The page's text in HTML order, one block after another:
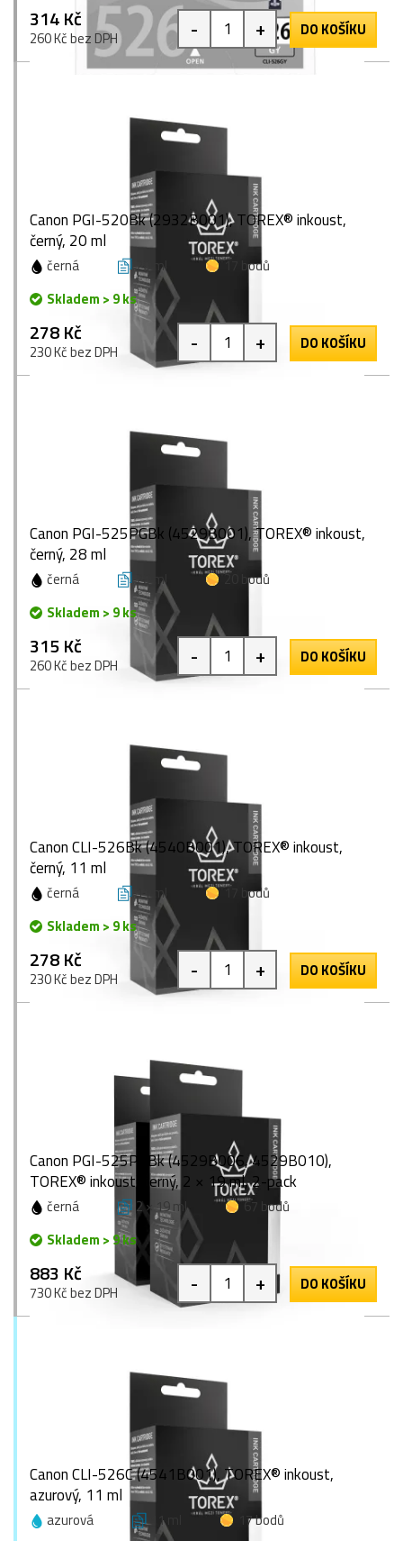
314 Kč
260 Kč bez DPH - + DO KOŠÍKU
Canon PGI-520Bk (2932B001), TOREX® inkoust,
černý, 20 ml
černá 20 ml
17 bodů
Skladem > 9 ks
278 Kč
230 Kč bez DPH - + DO KOŠÍKU
Canon PGI-525PGBk (4529B001), TOREX® inkoust,
černý, 28 ml
černá 28 ml
20 bodů
Skladem > 9 ks
315 Kč
260 Kč bez DPH - + DO KOŠÍKU
Canon CLI-526Bk (4540B001), TOREX® inkoust,
černý, 11 ml
černá 11 ml
17 bodů
Skladem > 9 ks
278 Kč
230 Kč bez DPH - + DO KOŠÍKU
Canon PGI-525PGBk (4529B006, 4529B010),
TOREX® inkoust, černý, 2 × 19 ml, 2-pack
černá 2 × 19 ml
67 bodů
Skladem > 9 ks
883 Kč
730 Kč bez DPH - + DO KOŠÍKU
Canon CLI-526C (4541B001), TOREX® inkoust,
azurový, 11 ml
azurová 11 ml 17 bodů